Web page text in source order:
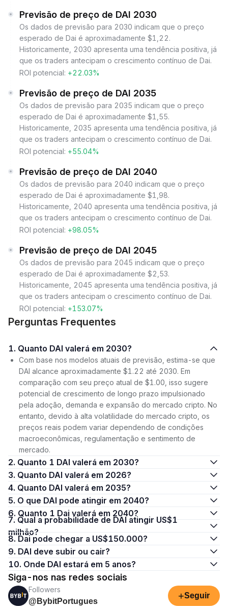
Previsão de preço de DAI 2030
Os dados de previsão para 2030 indicam que o preço
esperado de Dai é aproximadamente $1,22.
Historicamente, 2030 apresenta uma tendência positiva, já
que os traders antecipam o crescimento contínuo de Dai.
ROI potencial: +22.03%
Previsão de preço de DAI 2035
Os dados de previsão para 2035 indicam que o preço
esperado de Dai é aproximadamente $1,55.
Historicamente, 2035 apresenta uma tendência positiva, já
que os traders antecipam o crescimento contínuo de Dai.
ROI potencial: +55.04%
Previsão de preço de DAI 2040
Os dados de previsão para 2040 indicam que o preço
esperado de Dai é aproximadamente $1,98.
Historicamente, 2040 apresenta uma tendência positiva, já
que os traders antecipam o crescimento contínuo de Dai.
ROI potencial: +98.05%
Previsão de preço de DAI 2045
Os dados de previsão para 2045 indicam que o preço
esperado de Dai é aproximadamente $2,53.
Historicamente, 2045 apresenta uma tendência positiva, já
que os traders antecipam o crescimento contínuo de Dai.
ROI potencial: +153.07%
Perguntas Frequentes
1. Quanto DAI valerá em 2030?
Com base nos modelos atuais de previsão, estima-se que
DAI alcance aproximadamente $1.22 até 2030. Em
comparação com seu preço atual de $1.00, isso sugere
potencial de crescimento de longo prazo impulsionado
pela adoção, demanda e expansão do mercado cripto. No
entanto, devido à alta volatilidade do mercado cripto, os
preços reais podem variar dependendo de condições
macroeconômicas, regulamentação e sentimento de
mercado.
2. Quanto 1 DAI valerá em 2030?
3. Quanto DAI valerá em 2026?
4. Quanto DAI valerá em 2035?
5. O que DAI pode atingir em 2040?
6. Quanto 1 Dai valerá em 2040?
7. Qual a probabilidade de DAI atingir US$1
milhão?
8. Dai pode chegar a US$150.000?
9. DAI deve subir ou cair?
10. Onde DAI estará em 5 anos?
Siga-nos nas redes sociais
Followers
@BybitPortugues
+Seguir